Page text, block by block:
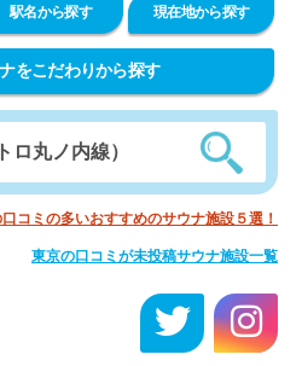
駅名から探す 現在地から探す
をこだわりから探す
コミの多いおすすめのサウナ施設５選！
東京の口コミが未投稿サウナ施設一覧